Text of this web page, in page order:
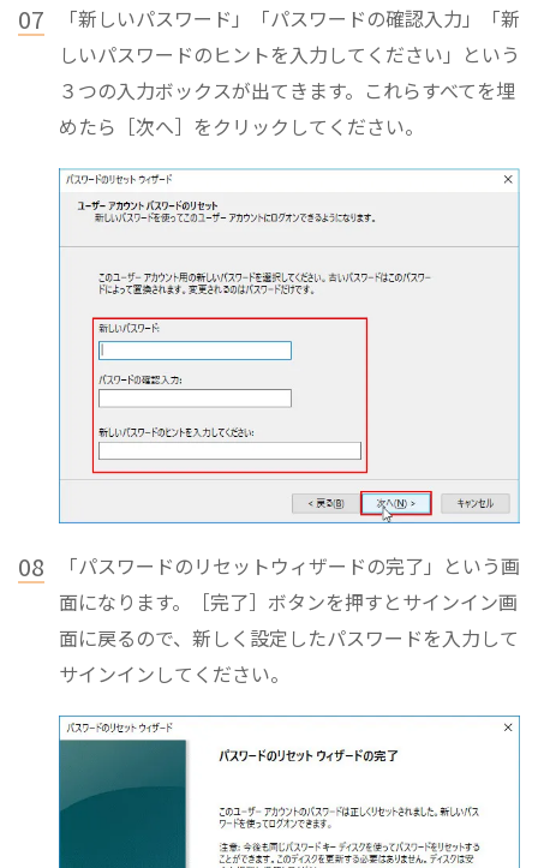
07
「新しいパスワード」「パスワードの確認入力」「新
しいパスワードのヒントを入力してください」という
３つの入力ボックスが出てきます。これらすべてを埋
めたら［次へ］をクリックしてください。
08
「パスワードのリセットウィザードの完了」という画
面になります。［完了］ボタンを押すとサインイン画
面に戻るので、新しく設定したパスワードを入力して
サインインしてください。